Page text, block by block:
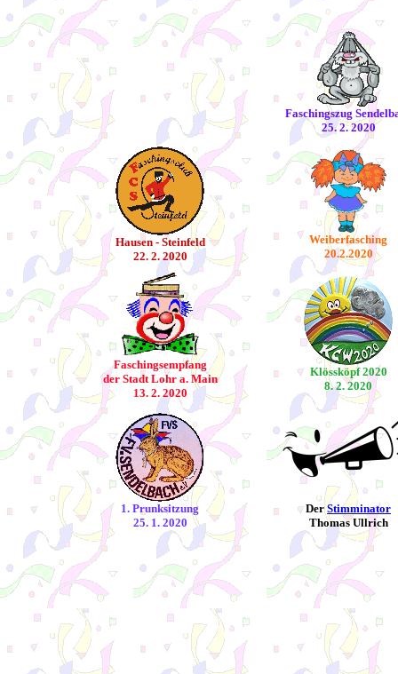
Faschingszug
25. 2. 2020
Hausen - Steinfeld
22. 2. 2020
Weiberfasching
20.2.2020
Faschingsempfang
der Stadt Lohr a. Main
13. 2. 2020
Klössköpf 2020
8. 2. 2020
1. Prunksitzung
25. 1. 2020
Der Stimminator
Thomas Ullrich